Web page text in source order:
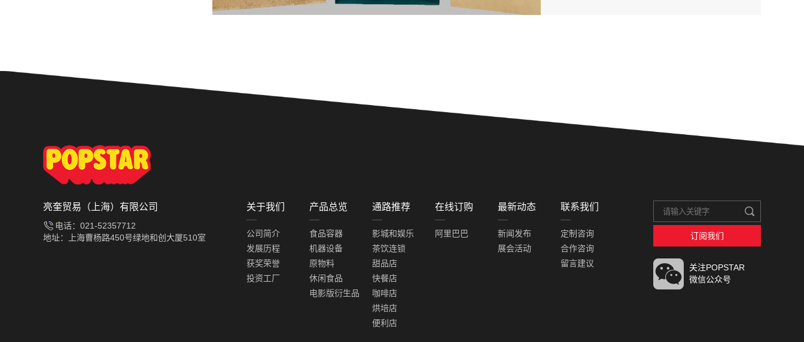
亮奎贸易（上海）有限公司
电话：021-52357712
地址：上海曹杨路450号绿地和创大厦510室
关于我们
公司简介
发展历程
获奖荣誉
投资工厂
产品总览
食品容器
机器设备
原物料
休闲食品
电影版衍生品
通路推荐
影城和娱乐
茶饮连锁
甜品店
快餐店
咖啡店
烘培店
便利店
在线订购
阿里巴巴
最新动态
新闻发布
展会活动
联系我们
定制咨询
合作咨询
留言建议
订阅我们
关注POPSTAR
微信公众号